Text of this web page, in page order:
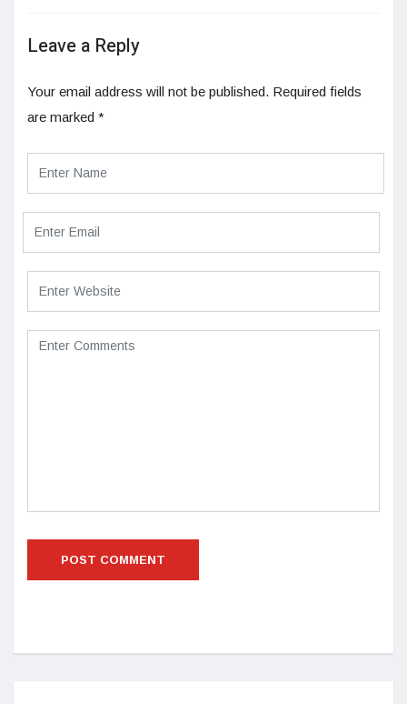
Leave a Reply
Your email address will not be published. Required fields
are marked *